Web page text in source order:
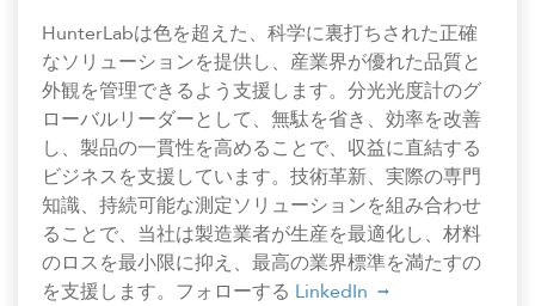
HunterLabは色を超えた、科学に裏打ちされた正確
なソリューションを提供し、産業界が優れた品質と
外観を管理できるよう支援します。分光光度計のグ
ローバルリーダーとして、無駄を省き、効率を改善
し、製品の一貫性を高めることで、収益に直結する
ビジネスを支援しています。技術革新、実際の専門
知識、持続可能な測定ソリューションを組み合わせ
ることで、当社は製造業者が生産を最適化し、材料
のロスを最小限に抑え、最高の業界標準を満たすの
を支援します。フォローする LinkedIn